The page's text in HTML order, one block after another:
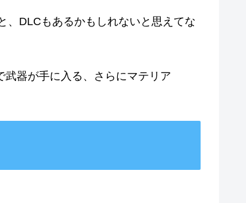
、DLCもあるかもしれないと思えてな
器が手に入る、さらにマテリア